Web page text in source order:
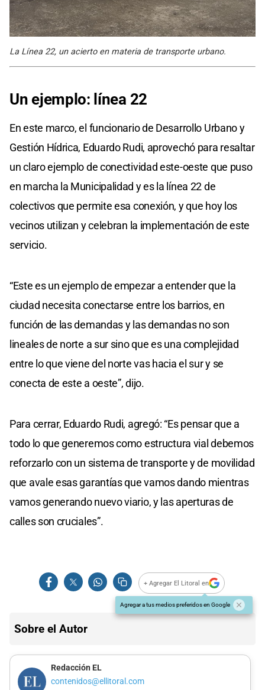
La Línea 22, un acierto en materia de transporte urbano.
Un ejemplo: línea 22
En este marco, el funcionario de Desarrollo Urbano y
Gestión Hídrica, Eduardo Rudi, aprovechó para resaltar
un claro ejemplo de conectividad este-oeste que puso
en marcha la Municipalidad y es la línea 22 de
colectivos que permite esa conexión, y que hoy los
vecinos utilizan y celebran la implementación de este
servicio.
“Este es un ejemplo de empezar a entender que la
ciudad necesita conectarse entre los barrios, en
función de las demandas y las demandas no son
lineales de norte a sur sino que es una complejidad
entre lo que viene del norte vas hacia el sur y se
conecta de este a oeste”, dijo.
Para cerrar, Eduardo Rudi, agregó: “Es pensar que a
todo lo que generemos como estructura vial debemos
reforzarlo con un sistema de transporte y de movilidad
que avale esas garantías que vamos dando mientras
vamos generando nuevo viario, y las aperturas de
calles son cruciales”.
+ Agregar El Litoral en
Agregar a tus medios preferidos en Google
Sobre el Autor
Redacción EL
contenidos@ellitoral.com